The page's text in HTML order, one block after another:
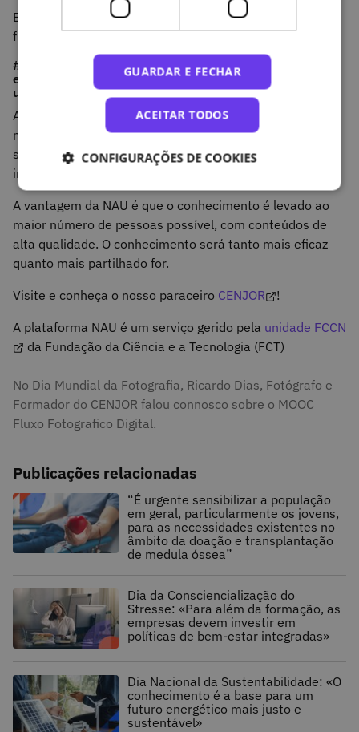
E não, o Curso está estruturado de forma única e
funciona como um todo.
#6 A Plataforma NAU tem correspondido às suas
expectativas? Para si qual é a maior vantagem da sua
utilização?
A plataforma NAU tem correspondido integralmente às
minhas expectativas, mas o mais importante é perceber
se tem correspondido às expectativas de quem se
inscreve e frequenta os diversos cursos.
A vantagem da NAU é que o conhecimento é levado ao
maior número de pessoas possível, com conteúdos de
alta qualidade. O conhecimento será tanto mais eficaz
quanto mais partilhado for.
Visite e conheça o nosso paraceiro CENJOR
!
A plataforma NAU é um serviço gerido pela unidade FCCN
da Fundação da Ciência e a Tecnologia (FCT)
No Dia Mundial da Fotografia, Ricardo Dias, Fotógrafo e
Formador do CENJOR falou connosco sobre o MOOC
Fluxo Fotografico Digital.
Publicações relacionadas
“É urgente sensibilizar a população
em geral, particularmente os jovens,
para as necessidades existentes no
âmbito da doação e transplantação
de medula óssea”
Dia da Consciencialização do
Stresse: «Para além da formação, as
empresas devem investir em
políticas de bem-estar integradas»
Dia Nacional da Sustentabilidade: «O
conhecimento é a base para um
futuro energético mais justo e
sustentável»
GUARDAR E FECHAR
ACEITAR TODOS
CONFIGURAÇÕES DE COOKIES